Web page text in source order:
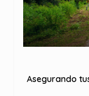
Asegurando